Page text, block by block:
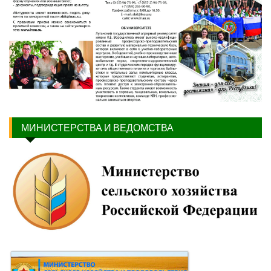
МИНИСТЕРСТВА И ВЕДОМСТВА